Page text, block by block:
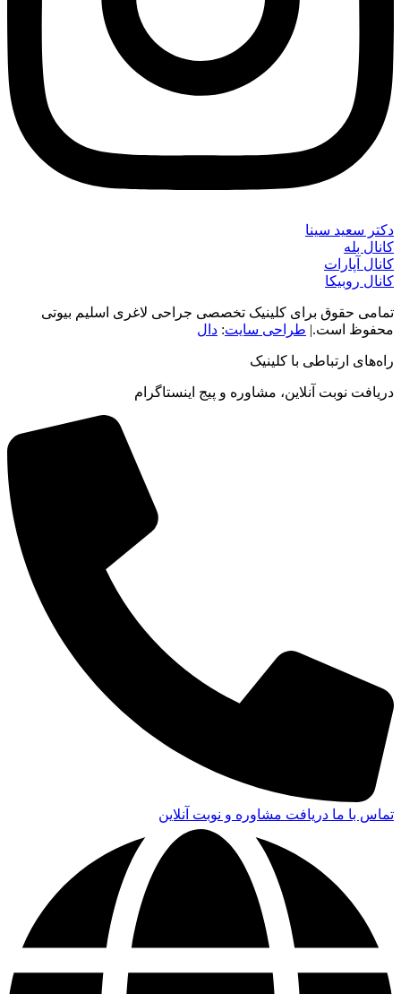
دکتر سعید سینا
کانال بله
کانال آپارات
کانال روبیکا
تمامی حقوق برای کلینیک تخصصی جراحی لاغری اسلیم بیوتی
محفوظ است.| طراحی سایت: دال
راه‌های ارتباطی با کلینیک
دریافت نوبت‌ آنلاین، مشاوره و پیج اینستاگرام
تماس با ما دریافت مشاوره و نوبت آنلاین